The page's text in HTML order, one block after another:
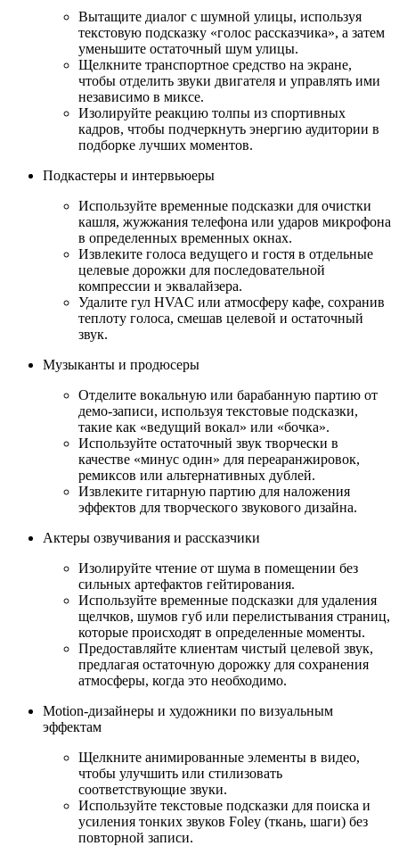
Вытащите диалог с шумной улицы, используя
текстовую подсказку «голос рассказчика», а затем
уменьшите остаточный шум улицы.
Щелкните транспортное средство на экране,
чтобы отделить звуки двигателя и управлять ими
независимо в миксе.
Изолируйте реакцию толпы из спортивных
кадров, чтобы подчеркнуть энергию аудитории в
подборке лучших моментов.
Подкастеры и интервьюеры
Используйте временные подсказки для очистки
кашля, жужжания телефона или ударов микрофона
в определенных временных окнах.
Извлеките голоса ведущего и гостя в отдельные
целевые дорожки для последовательной
компрессии и эквалайзера.
Удалите гул HVAC или атмосферу кафе, сохранив
теплоту голоса, смешав целевой и остаточный
звук.
Музыканты и продюсеры
Отделите вокальную или барабанную партию от
демо-записи, используя текстовые подсказки,
такие как «ведущий вокал» или «бочка».
Используйте остаточный звук творчески в
качестве «минус один» для переаранжировок,
ремиксов или альтернативных дублей.
Извлеките гитарную партию для наложения
эффектов для творческого звукового дизайна.
Актеры озвучивания и рассказчики
Изолируйте чтение от шума в помещении без
сильных артефактов гейтирования.
Используйте временные подсказки для удаления
щелчков, шумов губ или перелистывания страниц,
которые происходят в определенные моменты.
Предоставляйте клиентам чистый целевой звук,
предлагая остаточную дорожку для сохранения
атмосферы, когда это необходимо.
Motion-дизайнеры и художники по визуальным
эффектам
Щелкните анимированные элементы в видео,
чтобы улучшить или стилизовать
соответствующие звуки.
Используйте текстовые подсказки для поиска и
усиления тонких звуков Foley (ткань, шаги) без
повторной записи.